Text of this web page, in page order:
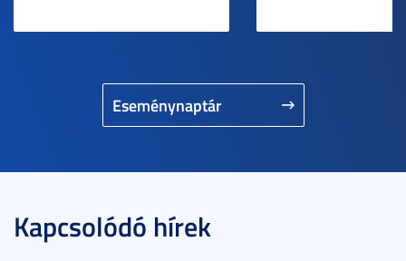
Eseménynaptár
Kapcsolódó hírek